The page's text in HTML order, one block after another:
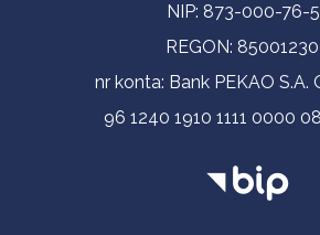
NIP: 873-000-76-
REGON:
nr konta: Bank PEKAO
96 1240 1910 1111 0000